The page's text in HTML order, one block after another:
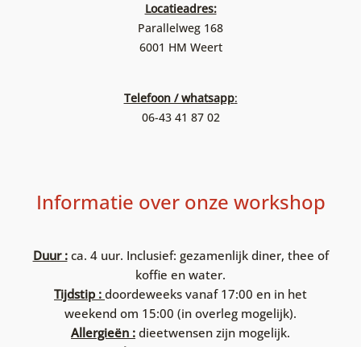
Locatieadres:
Parallelweg 168
6001 HM Weert
Telefoon / whatsapp:
06-43 41 87 02
Informatie over onze workshop
Duur :ca. 4 uur. Inclusief: gezamenlijk diner, thee of
koffie en water.
Tijdstip : doordeweeks vanaf 17:00 en in het
weekend om 15:00 (in overleg mogelijk).
Allergieën : dieetwensen zijn mogelijk.